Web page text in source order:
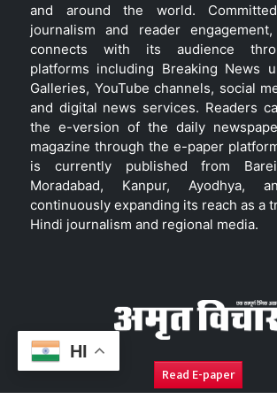
HI
and around the world.
journalism and reader
connects with its audience
platforms including Breaking News
Galleries, YouTube channels, social
and digital news services. Readers
the e-version of the daily
magazine through the e-paper
is currently published from
Moradabad, Kanpur, Ayodhya,
continuously expanding its reach as a
Hindi journalism and regional media.
Read E-paper